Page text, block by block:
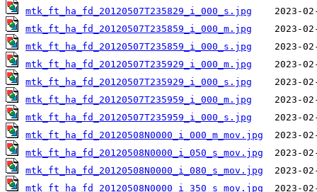
mtk_ft_ha_fd_20120507T235829_i_000_s.jpg
mtk_ft_ha_fd_20120507T235859_i_000_m.jpg
mtk_ft_ha_fd_20120507T235859_i_000_s.jpg
mtk_ft_ha_fd_20120507T235929_i_000_m.jpg
mtk_ft_ha_fd_20120507T235929_i_000_s.jpg
mtk_ft_ha_fd_20120507T235959_i_000_m.jpg
mtk_ft_ha_fd_20120507T235959_i_000_s.jpg
mtk_ft_ha_fd_20120508N0000_i_000_m_mov.jpg
mtk_ft_ha_fd_20120508N0000_i_050_s_mov.jpg
mtk_ft_ha_fd_20120508N0000_i_080_s_mov.jpg
mtk_ft_ha_fd_20120508N0000_i_350_s_mov.jpg